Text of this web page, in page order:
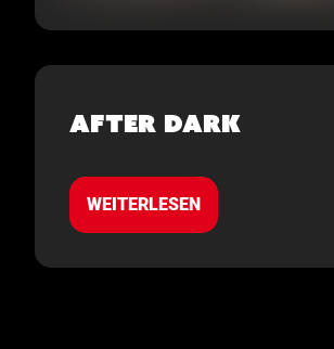
After Dark
WEITERLESEN